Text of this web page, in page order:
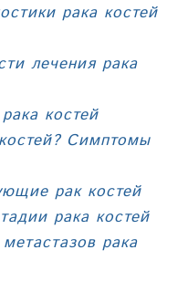
рака костей
лечения рака
костей
Симптомы
рак костей
рака костей
рака